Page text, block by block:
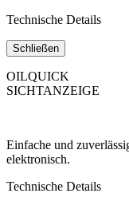
Technische Details
Schließen
OILQUICK
SICHTANZEIGE
Einfache und
elektronisch.
Technische Details